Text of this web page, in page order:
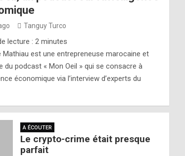
Tanguy Turco
lecture :2 minutes
Mathiau est une entrepreneuse marocaine et
du podcast « Mon Oeil » qui se consacre à
économique via l’interview d’experts du
A ÉCOUTER
Le crypto-crime était presque
parfait